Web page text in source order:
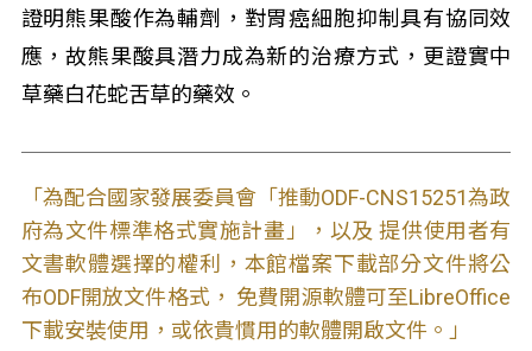
證明熊果酸作為輔劑，對胃癌細胞抑制具有協同效
應，故熊果酸具潛力成為新的治療方式，更證實中
草藥白花蛇舌草的藥效。
「為配合國家發展委員會「推動ODF-CNS15251為政
府為文件標準格式實施計畫」，以及 提供使用者有
文書軟體選擇的權利，本館檔案下載部分文件將公
布ODF開放文件格式， 免費開源軟體可至LibreOffice
下載安裝使用，或依貴慣用的軟體開啟文件。」